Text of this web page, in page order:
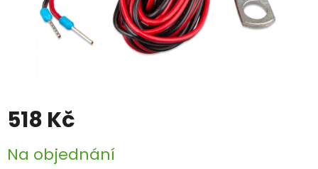
518 Kč
cena:
Na objednání